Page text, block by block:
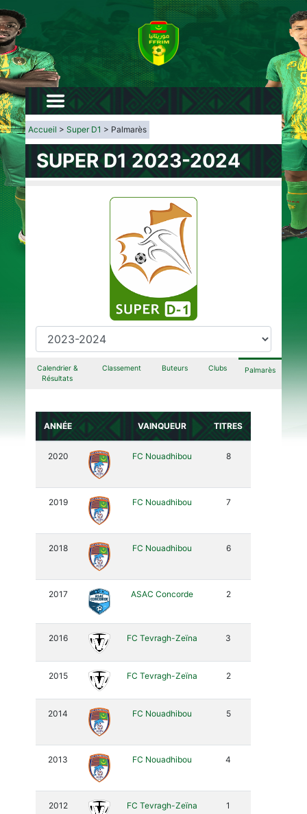
Accueil >Super D1 > Palmarès
SUPER D1 2023-2024
Calendrier &
Résultats
Classement Buteurs Clubs Palmarès
ANNÉE VAINQUEUR TITRES
2020 FC Nouadhibou 8
2019 FC Nouadhibou 7
2018 FC Nouadhibou 6
2017 ASAC Concorde 2
2016 FC Tevragh-Zeïna 3
2015 FC Tevragh-Zeïna 2
2014 FC Nouadhibou 5
2013 FC Nouadhibou 4
2012 FC Tevragh-Zeïna 1